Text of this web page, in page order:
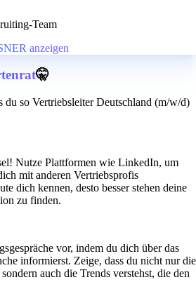
Team
anzeigen
🤫
du so Vertriebsleiter Deutschland (m/w/d)
Nutze Plattformen wie LinkedIn, um
mit anderen Vertriebsprofis
dich kennen, desto besser stehen deine
zu finden.
vor, indem du dich über das
informierst. Zeige, dass du nicht nur die
auch die Trends verstehst, die den